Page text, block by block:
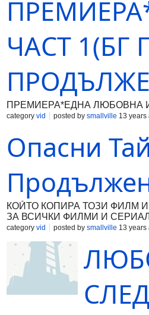
ЧАСТ 1(БГ
ПРЕМИЕРА*ЕДНА ЛЮБОВНА
category vid posted by smallville 13 years
Опасни
КОЙТО КОПИРА ТОЗИ ФИЛМ
ЗА ВСИЧКИ ФИЛМИ И
category vid posted by smallville 13 years